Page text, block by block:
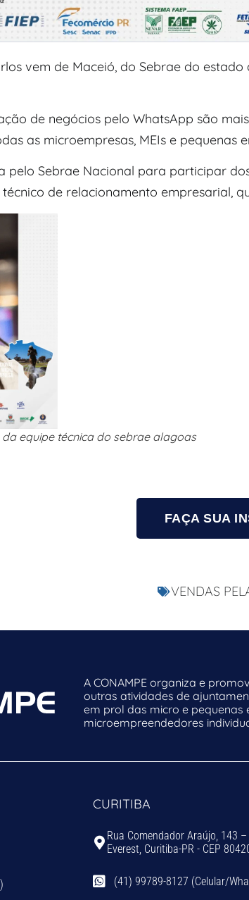
vem de Maceió, do Sebrae do
de negócios pelo WhatsApp são
as microempresas, MEIs e pequenas
pelo Sebrae Nacional para participar
de relacionamento empresarial,
equipe técnica do sebrae alagoas
FAÇA SUA
VENDAS
A CONAMPE organiza e
outras atividades de
em prol das micro e pequenas
microempreendedores
CURITIBA
Rua Comendador Araújo, 143
Everest, Curitiba-PR - CEP
(41) 99789-8127 (Celular/